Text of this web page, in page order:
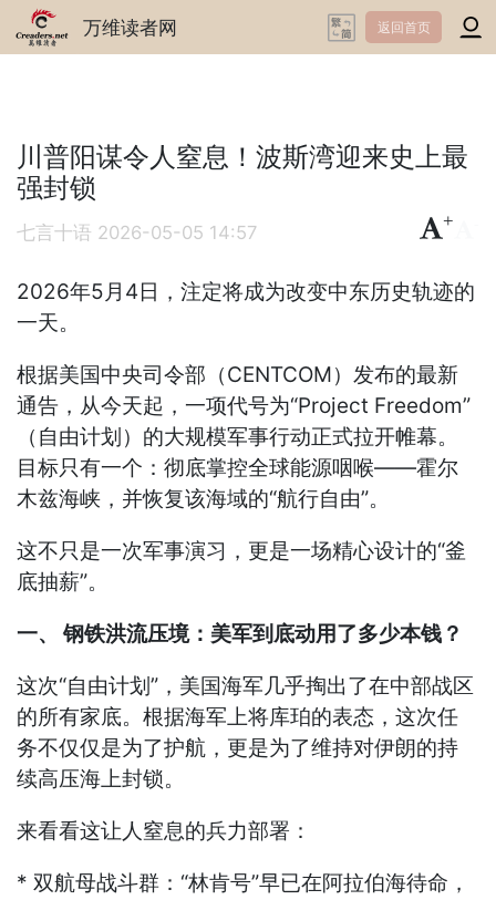
万维读者网 返回首页
川普阳谋令人窒息！波斯湾迎来史上最
强封锁
七言十语 2026-05-05 14:57
+
2026年5月4日，注定将成为改变中东历史轨迹的
一天。
根据美国中央司令部（CENTCOM）发布的最新
通告，从今天起，一项代号为“Project Freedom”
（自由计划）的大规模军事行动正式拉开帷幕。
目标只有一个：彻底掌控全球能源咽喉——霍尔
木兹海峡，并恢复该海域的“航行自由”。
这不只是一次军事演习，更是一场精心设计的“釜
底抽薪”。
一、 钢铁洪流压境：美军到底动用了多少本钱？
这次“自由计划”，美国海军几乎掏出了在中部战区
的所有家底。根据海军上将库珀的表态，这次任
务不仅仅是为了护航，更是为了维持对伊朗的持
续高压海上封锁。
来看看这让人窒息的兵力部署：
* 双航母战斗群：“林肯号”早已在阿拉伯海待命，